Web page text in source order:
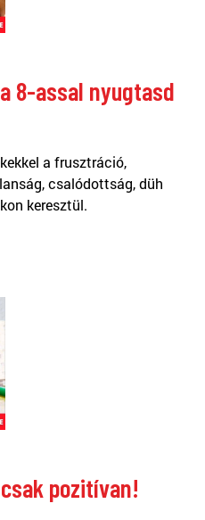
8-assal nyugtasd
a frusztráció,
csalódottság, düh
keresztül.
csak pozitívan!